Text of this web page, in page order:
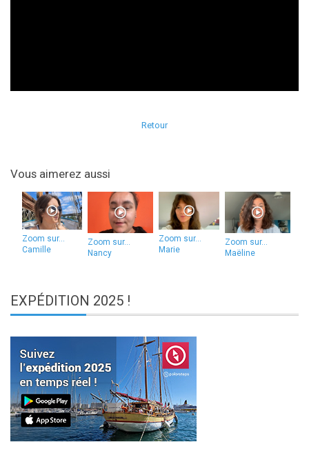
Retour
Vous aimerez aussi
Zoom sur...
Camille
Zoom sur...
Nancy
Zoom sur...
Marie
Zoom sur...
Maëline
EXPÉDITION 2025 !